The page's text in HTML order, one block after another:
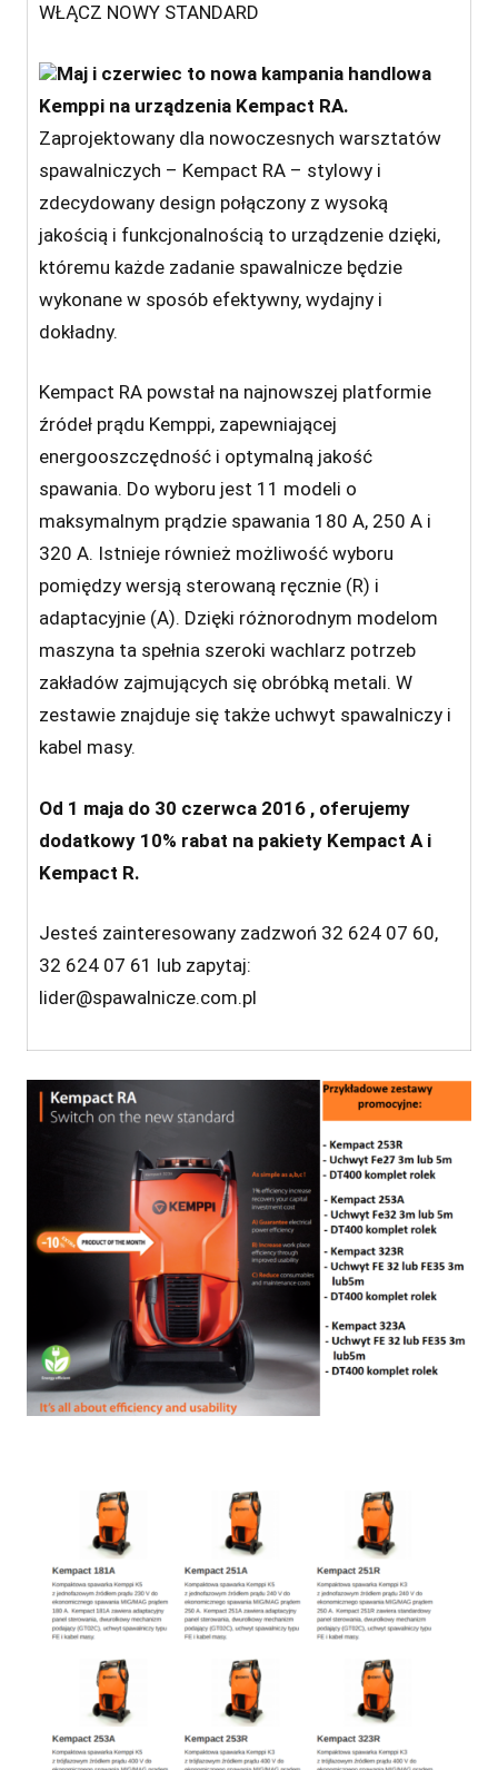
WŁĄCZ NOWY STANDARD
Maj i czerwiec to nowa kampania handlowa
Kemppi na urządzenia Kempact RA.
Zaprojektowany dla nowoczesnych warsztatów
spawalniczych – Kempact RA – stylowy i
zdecydowany design połączony z wysoką
jakością i funkcjonalnością to urządzenie dzięki,
któremu każde zadanie spawalnicze będzie
wykonane w sposób efektywny, wydajny i
dokładny.
Kempact RA powstał na najnowszej platformie
źródeł prądu Kemppi, zapewniającej
energooszczędność i optymalną jakość
spawania. Do wyboru jest 11 modeli o
maksymalnym prądzie spawania 180 A, 250 A i
320 A. Istnieje również możliwość wyboru
pomiędzy wersją sterowaną ręcznie (R) i
adaptacyjnie (A). Dzięki różnorodnym modelom
maszyna ta spełnia szeroki wachlarz potrzeb
zakładów zajmujących się obróbką metali. W
zestawie znajduje się także uchwyt spawalniczy i
kabel masy.
Od 1 maja do 30 czerwca 2016 , oferujemy
dodatkowy 10% rabat na pakiety Kempact A i
Kempact R.
Jesteś zainteresowany zadzwoń 32 624 07 60,
32 624 07 61 lub zapytaj:
lider@spawalnicze.com.pl